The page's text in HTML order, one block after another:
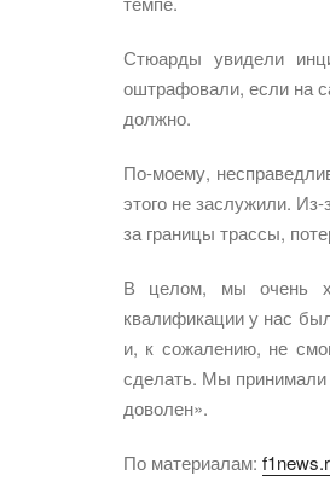
Стюарды увидели
оштрафовали, если на
должно.
По-моему,
этого не заслужили.
за границы трассы,
В целом, мы очень
квалификации у нас
и, к сожалению, не
сделать. Мы принимали
доволен».
По материалам: